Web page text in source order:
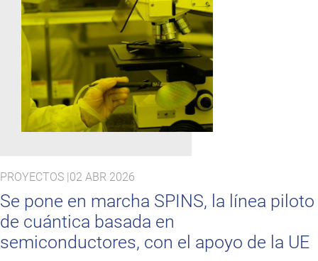
PROYECTOS |02 ABR 2026
Se pone en marcha SPINS, la línea piloto
de cuántica basada en
semiconductores, con el apoyo de la UE